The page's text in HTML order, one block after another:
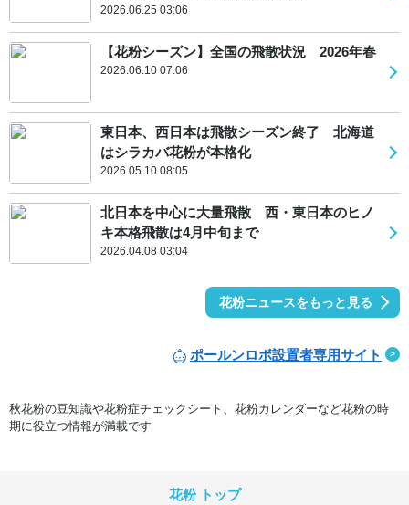
2026.06.25 03:06
【花粉シーズン】全国の飛散状況 2026年春
2026.06.10 07:06
東日本、西日本は飛散シーズン終了 北海道
はシラカバ花粉が本格化
2026.05.10 08:05
北日本を中心に大量飛散 西・東日本のヒノ
キ本格飛散は4月中旬まで
2026.04.08 03:04
花粉ニュースをもっと見る
ポールンロボ設置者専用サイト
秋花粉の豆知識や花粉症チェックシート、花粉カレンダーなど花粉の時
期に役立つ情報が満載です
花粉 トップ